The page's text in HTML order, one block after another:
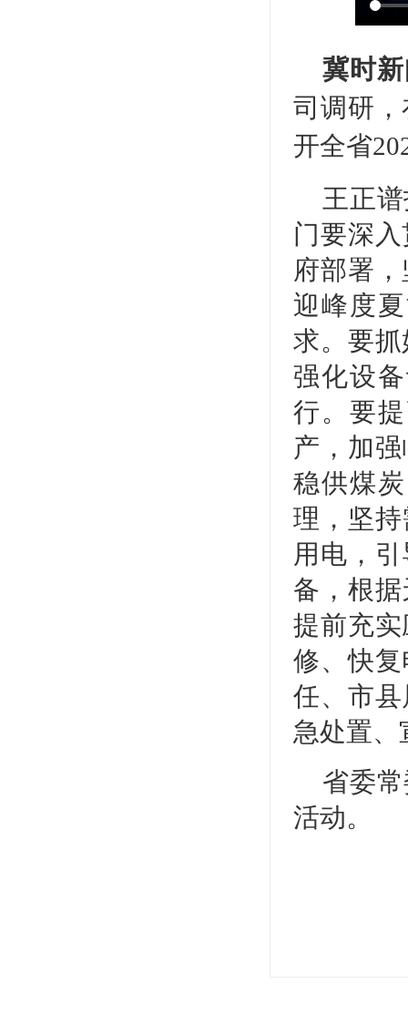
冀时
司调研
开全省
王正
门要深
府部署
迎峰度
求。要
强化设
行。要
产，加
稳供煤
理，坚
用电，
备，根
提前充
修、快
任、市
急处置、
省委
活动。